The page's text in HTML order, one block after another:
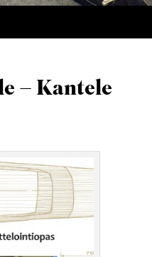
– Kantele